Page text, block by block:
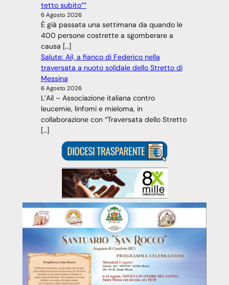
tetto subito””
6 Agosto 2026
È già passata una settimana da quando le
400 persone costrette a sgomberare a
causa […]
Salute: Ail, a fianco di Federico nella
traversata a nuoto solidale dello Stretto di
Messina
6 Agosto 2026
L’Ail – Associazione italiana contro
leucemie, linfomi e mieloma, in
collaborazione con “Traversata dello Stretto
[…]